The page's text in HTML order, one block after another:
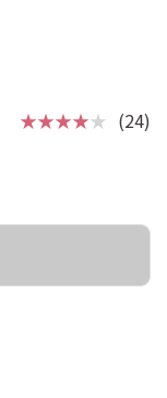
★★★★★ (24)